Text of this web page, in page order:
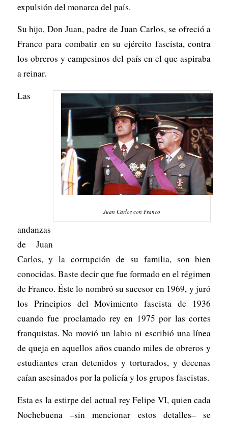
expulsión del monarca del país.
Su hijo, Don Juan, padre de Juan Carlos, se ofreció a
Franco para combatir en su ejército fascista, contra
los obreros y campesinos del país en el que aspiraba
a reinar.
Juan Carlos con Franco
Las
andanzas
de Juan
Carlos, y la corrupción de su familia, son bien
conocidas. Baste decir que fue formado en el régimen
de Franco. Éste lo nombró su sucesor en 1969, y juró
los Principios del Movimiento fascista de 1936
cuando fue proclamado rey en 1975 por las cortes
franquistas. No movió un labio ni escribió una línea
de queja en aquellos años cuando miles de obreros y
estudiantes eran detenidos y torturados, y decenas
caían asesinados por la policía y los grupos fascistas.
Esta es la estirpe del actual rey Felipe VI, quien cada
Nochebuena –sin mencionar estos detalles– se